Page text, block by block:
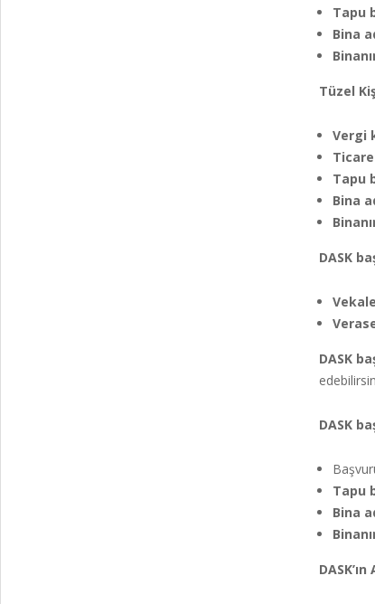
Tapu
Bina
Tüzel
Vergi
Tapu
Bina
DASK
DASK
DASK
Tapu
Bina